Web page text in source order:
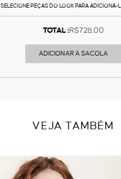
SELECIONE PEÇAS DO LOOK PARA ADICIONÁ-
TOTAL :R$728,00
ADICIONAR À SACOLA
VEJA TAMBÉM